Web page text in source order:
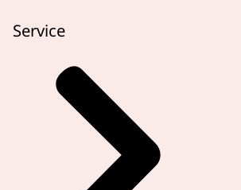
Service